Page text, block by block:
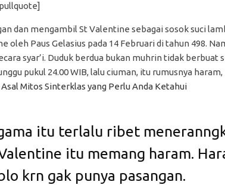
dan mengambil St Valentine sebagai sosok suci
Paus Gelasius pada 14 Februari di tahun 498.
syar’i. Duduk berdua bukan muhrin tidak berbuat
pukul 24.00 WIB, lalu ciuman, itu rumusnya
Asal Mitos Sinterklas yang Perlu Anda Ketahui
itu terlalu ribet
itu memang haram.
krn gak punya pasangan.